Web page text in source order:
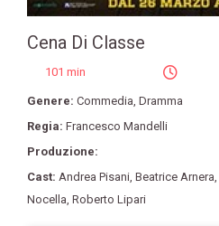
Cena Di Classe
101 min
Genere: Commedia, Dramma
Regia: Francesco Mandelli
Produzione:
Cast: Andrea Pisani, Beatrice Arnera,
Nocella, Roberto Lipari